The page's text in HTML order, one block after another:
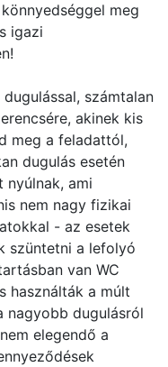
meg
igazi
számtalan
akinek kis
meg a feladattól,
dugulás esetén
nyúlnak, ami
nem nagy fizikai
- az esetek
szüntetni a lefolyó
van WC
használták a múlt
nagyobb dugulásról
elegendő a